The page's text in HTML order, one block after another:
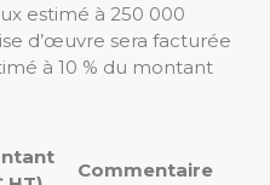
estimé à 250 000
d’œuvre sera facturée
à 10 % du montant
Commentaire